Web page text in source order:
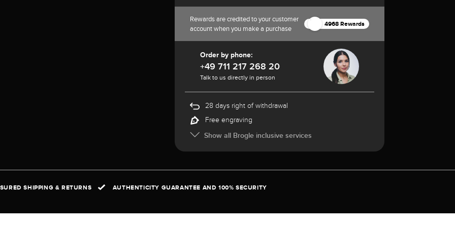
Rewards are credited to your customer
account when you make a purchase
4968 Rewards
Order by phone:
+49 711 217 268 20
Talk to us directly in person
28 days right of withdrawal
Free engraving
Show all Brogle inclusive services
SHIPPING & RETURNS AUTHENTICITY GUARANTEE AND 100% SECURITY